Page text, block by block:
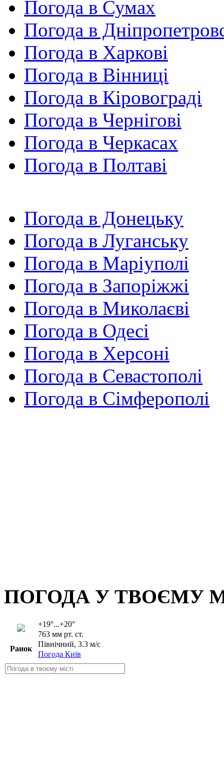
Погода в Сумах
Погода в
Погода в Харкові
Погода в Вінниці
Погода в Кіровограді
Погода в Чернігові
Погода в Черкасах
Погода в Полтаві
Погода в Донецьку
Погода в Луганську
Погода в Маріуполі
Погода в Запоріжжі
Погода в Миколаєві
Погода в Одесі
Погода в Херсоні
Погода в Севастополі
Погода в Сімферополі
ПОГОДА У ТВОЄМУ
+19°...+20°
763 мм рт. ст.
Північний, 3.3 м/с
Погода Київ
Ранок